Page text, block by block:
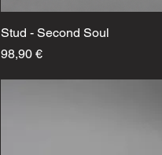
Schnellansicht
Stud - Second Soul
Preis
98,90 €